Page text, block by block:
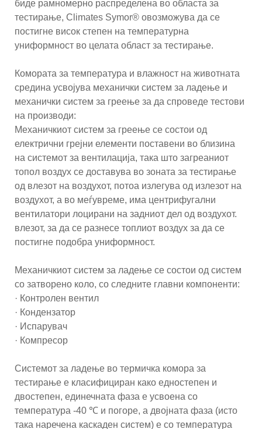
биде рамномерно распределена во областа за
тестирање, Climates Symor® овозможува да се
постигне висок степен на температурна
униформност во целата област за тестирање.
Комората за температура и влажност на животната
средина усвојува механички систем за ладење и
механички систем за греење за да спроведе тестови
на производи:
Механичкиот систем за греење се состои од
електрични грејни елементи поставени во близина
на системот за вентилација, така што загреаниот
топол воздух се доставува во зоната за тестирање
од влезот на воздухот, потоа излегува од излезот на
воздухот, а во меѓувреме, има центрифугални
вентилатори лоцирани на задниот дел од воздухот.
влезот, за да се разнесе топлиот воздух за да се
постигне подобра униформност.
Механичкиот систем за ладење се состои од систем
со затворено коло, со следните главни компоненти:
· Контролен вентил
· Кондензатор
· Испарувач
· Компресор
Системот за ладење во термичка комора за
тестирање е класифициран како едностепен и
двостепен, единечната фаза е усвоена со
температура -40 ℃ и погоре, а двојната фаза (исто
така наречена каскаден систем) е со температура